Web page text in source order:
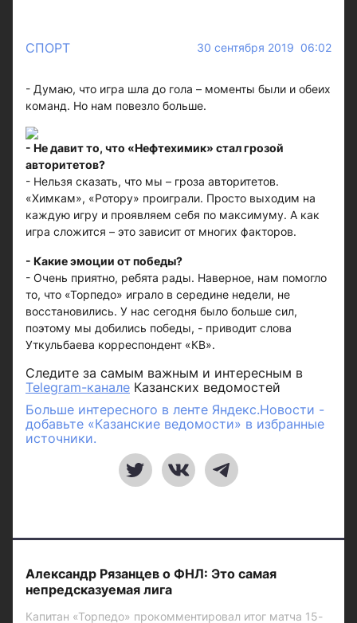
СПОРТ 30 сентября 2019 06:02
- Думаю, что игра шла до гола – моменты были и обеих
команд. Но нам повезло больше.
- Не давит то, что «Нефтехимик» стал грозой
авторитетов?
- Нельзя сказать, что мы – гроза авторитетов.
«Химкам», «Ротору» проиграли. Просто выходим на
каждую игру и проявляем себя по максимуму. А как
игра сложится – это зависит от многих факторов.
- Какие эмоции от победы?
- Очень приятно, ребята рады. Наверное, нам помогло
то, что «Торпедо» играло в середине недели, не
восстановились. У нас сегодня было больше сил,
поэтому мы добились победы, - приводит слова
Уткульбаева корреспондент «КВ».
Следите за самым важным и интересным в
Telegram-канале Казанских ведомостей
Больше интересного в ленте Яндекс.Новости -
добавьте «Казанские ведомости» в избранные
источники.
Александр Рязанцев о ФНЛ: Это самая
непредсказуемая лига
Капитан «Торпедо» прокомментировал итог матча 15-